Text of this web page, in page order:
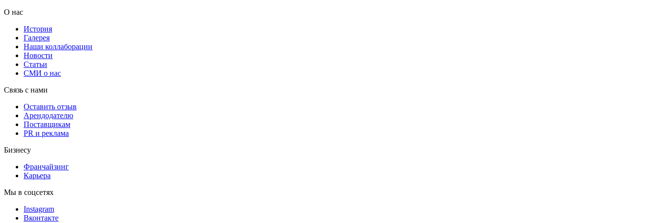
О нас
История
Галерея
Наши коллаборации
Новости
Статьи
СМИ о нас
Связь с нами
Оставить отзыв
Арендодателю
Поставщикам
PR и реклама
Бизнесу
Франчайзинг
Карьера
Мы в соцсетях
Instagram
Вконтакте